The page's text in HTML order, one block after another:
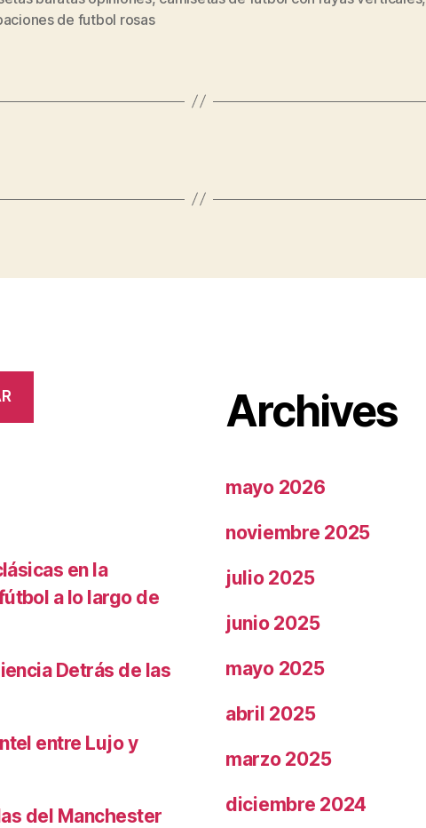
de futbol rosas
en la
a lo largo de
Detrás de las
entre Lujo y
del Manchester
Archives
mayo 2026
noviembre 2025
julio 2025
junio 2025
mayo 2025
abril 2025
marzo 2025
diciembre 2024